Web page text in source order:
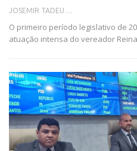
JOSEMIR TADEU FONSECA
O primeiro período legislativo de
atuação intensa do vereador